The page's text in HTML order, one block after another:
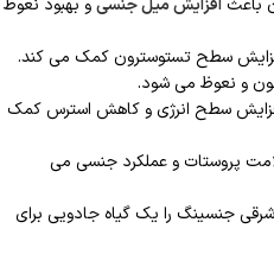
باعث افزایش میل جنسیو بهبود نعوظ
سطح تستوسترون کمک می کند.
و نعوظ می شود.
سطح انرژی و کاهش استرس کمک
پروستات و عملکرد جنسی می
جنسینگ را یک گیاه جادویی برای